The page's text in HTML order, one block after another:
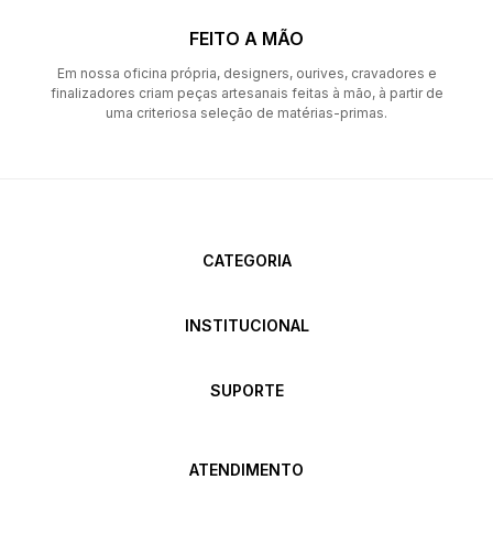
FEITO A MÃO
Em nossa oficina própria, designers, ourives, cravadores e
finalizadores criam peças artesanais feitas à mão, à partir de
uma criteriosa seleção de matérias-primas.
CATEGORIA
INSTITUCIONAL
SUPORTE
ATENDIMENTO